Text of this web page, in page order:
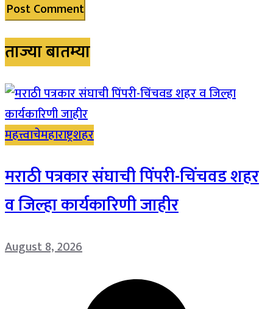
ताज्या बातम्या
महत्त्वाचेमहाराष्ट्रशहर
मराठी पत्रकार संघाची पिंपरी-चिंचवड शहर
व जिल्हा कार्यकारिणी जाहीर
August 8, 2026